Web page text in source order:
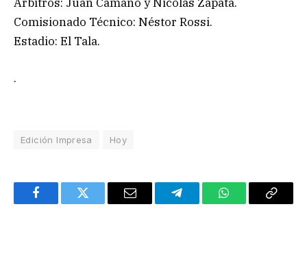
Comisionado Técnico: Néstor Rossi.
Estadio: El Tala.
.
Edición Impresa Hoy
FacebookTwitter Email TelegramWhatsAppCopy